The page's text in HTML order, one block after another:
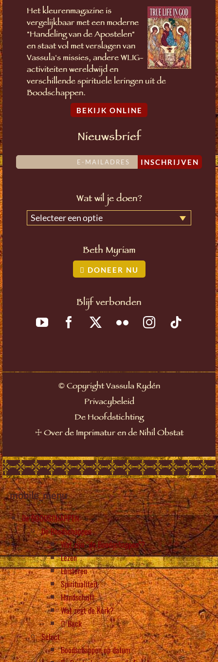
Het kleurenmagazine is
vergelijkbaar met een moderne
"Handeling van de Apostelen"
en staat vol met verslagen van
Vassula's missies, andere WLIG-
activiteiten wereldwijd en
verschillende spirituele leringen uit de
Boodschappen.
BEKIJK ONLINE
Nieuwsbrief
INSCHRIJVEN
Wat wil je doen?
Selecteer een optie
Beth Myriam
DONEER NU
Blijf verbonden
©Copyright Vassula Rydén
Privacybeleid
De Hoofdstichting
☩ Over de Imprimatur en de Nihil Obstat
mobile_menu
De BOODSCHAPPEN
De Boodschappen
Wat zijn “de Boodschappen”?
Lezen
Luisteren
Spiritualiteit
Handschrift
Wat zegt de Kerk?
Back
Select
Boodschappen op datum